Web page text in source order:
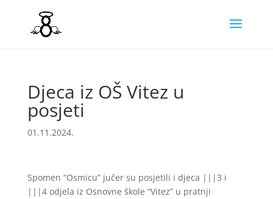
Djeca iz OŠ Vitez u
posjeti
01.11.2024.
Spomen “Osmicu” jučer su posjetili i djeca |||3 i
|||4 odjela iz Osnovne škole “Vitez” u pratnji